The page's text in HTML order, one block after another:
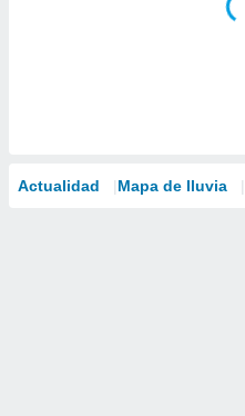
Actualidad Mapa de lluvia